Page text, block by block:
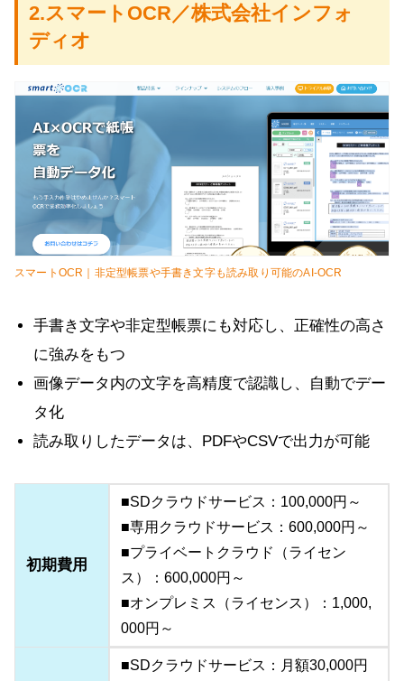
2.スマートOCR／株式会社インフォ
ディオ
スマートOCR｜非定型帳票や手書き文字も読み取り可能のAI-OCR
手書き文字や非定型帳票にも対応し、正確性の高さ
に強みをもつ
画像データ内の文字を高精度で認識し、自動でデー
タ化
読み取りしたデータは、PDFやCSVで出力が可能
初期費用
■SDクラウドサービス：100,000円～
■専用クラウドサービス：600,000円～
■プライベートクラウド（ライセン
ス）：600,000円～
■オンプレミス（ライセンス）：1,000,
000円～
■SDクラウドサービス：月額30,000円